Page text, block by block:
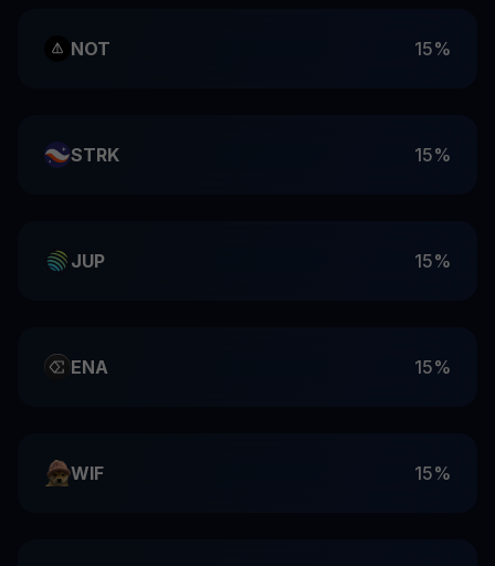
NOT 15%
STRK 15%
JUP 15%
ENA 15%
WIF 15%